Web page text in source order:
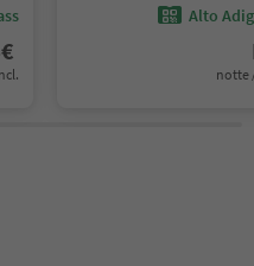
€
Alto
notte